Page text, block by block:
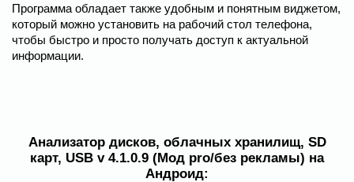
Программа обладает также удобным и понятным виджетом,
который можно установить на рабочий стол телефона,
чтобы быстро и просто получать доступ к актуальной
информации.
Анализатор дисков, облачных хранилищ, SD
карт, USB v 4.1.0.9 (Мод pro/без рекламы) на
Андроид: